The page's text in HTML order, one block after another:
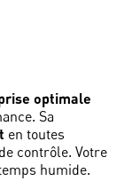
optimale
Sa
en toutes
contrôle. Votre
humide.